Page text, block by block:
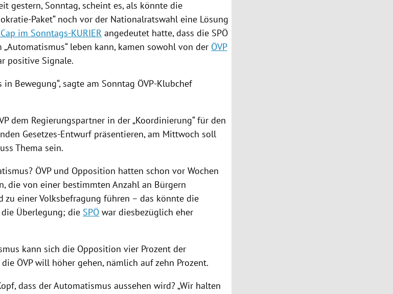
gestern, Sonntag, scheint es, als könnte die
Paket“ noch vor der Nationalratswahl eine Lösung
im Sonntags-KURIER angedeutet hatte, dass die SPÖ
„Automatismus“ leben kann, kamen sowohl von der ÖVP
positive Signale.
Bewegung“, sagte am Sonntag ÖVP-Klubchef
dem Regierungspartner in der „Koordinierung“ für den
Gesetzes-Entwurf präsentieren, am Mittwoch soll
Thema sein.
? ÖVPund Opposition hatten schon vor Wochen
die von einer bestimmten Anzahl an Bürgern
zu einer Volksbefragung führen – das könnte die
Überlegung; die SPÖ war diesbezüglich eher
kann sich die Opposition vier Prozent der
die ÖVPwill höher gehen, nämlich auf zehn Prozent.
, dass derAutomatismus aussehen wird? „Wir halten